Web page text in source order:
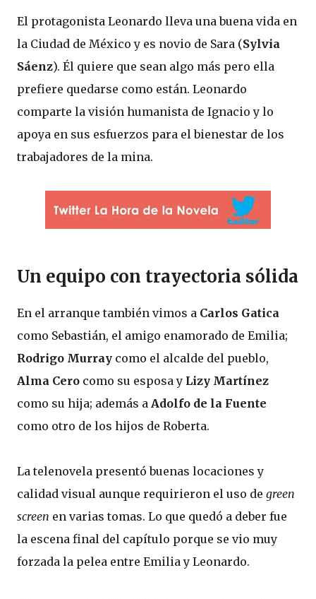
El protagonista Leonardo lleva una buena vida en
la Ciudad de México y es novio de Sara (Sylvia
Sáenz). Él quiere que sean algo más pero ella
prefiere quedarse como están. Leonardo
comparte la visión humanista de Ignacio y lo
apoya en sus esfuerzos para el bienestar de los
trabajadores de la mina.
Un equipo con trayectoria sólida
En el arranque también vimos a Carlos Gatica
como Sebastián, el amigo enamorado de Emilia;
Rodrigo Murray como el alcalde del pueblo,
Alma Cero como su esposa y Lizy Martínez
como su hija; además a Adolfo de la Fuente
como otro de los hijos de Roberta.
La telenovela presentó buenas locaciones y
calidad visual aunque requirieron el uso de green
screen en varias tomas. Lo que quedó a deber fue
la escena final del capítulo porque se vio muy
forzada la pelea entre Emilia y Leonardo.